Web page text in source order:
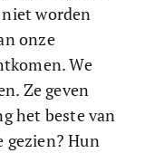
worden
onze
We
Ze geven
het beste van
Hun